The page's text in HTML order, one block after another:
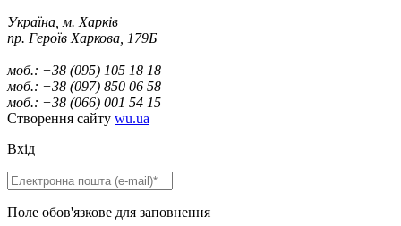
Україна, м. Харків
пр. Героїв Харкова, 179Б
моб.: +38 (095) 105 18 18
моб.: +38 (097) 850 06 58
моб.: +38 (066) 001 54 15
Створення сайту wu.ua
Вхід
Поле обов'язкове для заповнення